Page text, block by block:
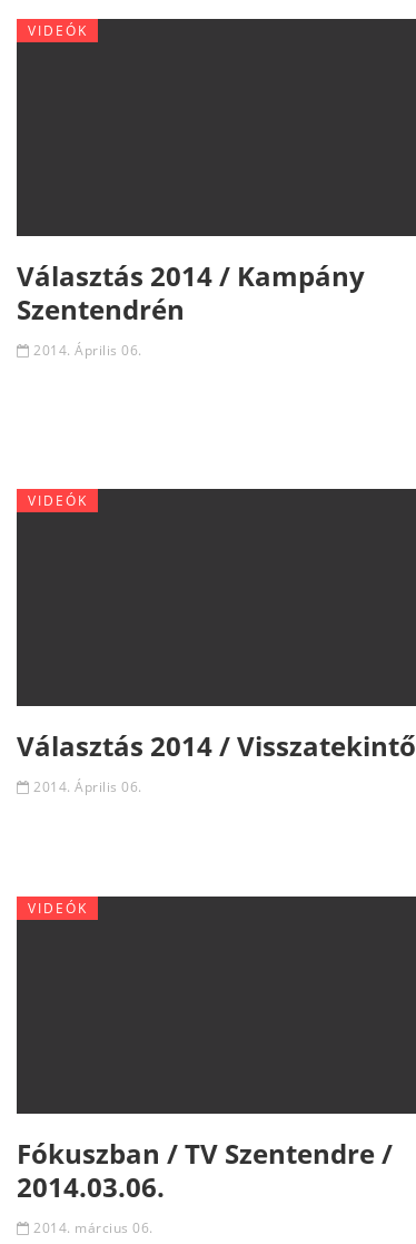
VIDEÓK
Választás 2014 / Kampány
Szentendrén
2014. Április 06.
VIDEÓK
Választás 2014 / Visszatekintő
2014. Április 06.
VIDEÓK
Fókuszban / TV Szentendre /
2014.03.06.
2014. március 06.